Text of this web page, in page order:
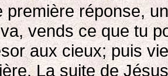
première réponse,
vends ce que tu
aux cieux; puis
La suite de